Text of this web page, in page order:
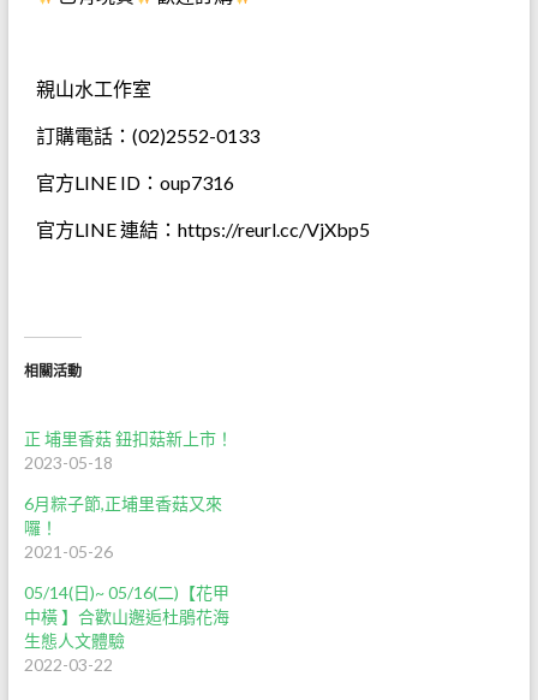
親山水工作室
訂購電話：(02)2552-0133
官方LINE ID：oup7316
官方LINE 連結：https://reurl.cc/VjXbp5
相關活動
正 埔里香菇 鈕扣菇新上市！
2023-05-18
6月粽子節,正埔里香菇又來
囉！
2021-05-26
05/14(日)~ 05/16(二)【花甲
中橫 】合歡山邂逅杜鵑花海
生態人文體驗
2022-03-22